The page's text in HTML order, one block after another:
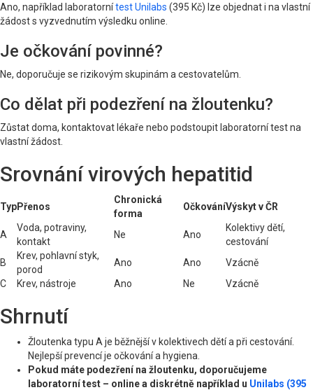
Ano, například laboratornítest Unilabs (395 Kč) lze objednat i na vlastní
žádost s vyzvednutím výsledku online.
Je očkování povinné?
Ne, doporučuje se rizikovým skupinám a cestovatelům.
Co dělat při podezření na žloutenku?
Zůstat doma, kontaktovat lékaře nebo podstoupit laboratorní test na
vlastní žádost.
Srovnání virových hepatitid
TypPřenos
Chronická
forma
OčkováníVýskyt v ČR
A
Voda, potraviny,
kontakt
Ne Ano
Kolektivy dětí,
cestování
B
Krev, pohlavní styk,
porod
Ano Ano
Vzácně
C
Krev, nástroje Ano Ne Vzácně
Shrnutí
Žloutenka typu A je běžnější v kolektivech dětí a při cestování.
Nejlepší prevencí je očkování a hygiena.
Pokud máte podezření na žloutenku, doporučujeme
laboratorní test – online a diskrétně například u Unilabs (395